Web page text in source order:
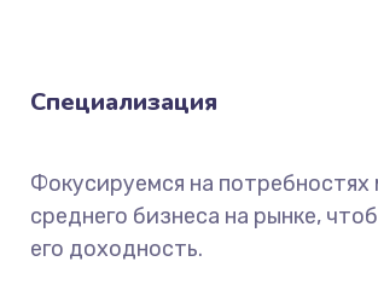
Специализация
Фокусируемся на потребностях
среднего бизнеса на рынке,
его доходность.